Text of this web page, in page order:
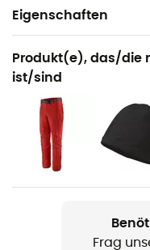
Eigenschaften
Geeignet für
Ski / Snowboarden /
Geschlecht
Herren
Produkt
Upstride Jkt
Wasserdichtigkeit
Produkt(e), das/die
ist/sind
Frag